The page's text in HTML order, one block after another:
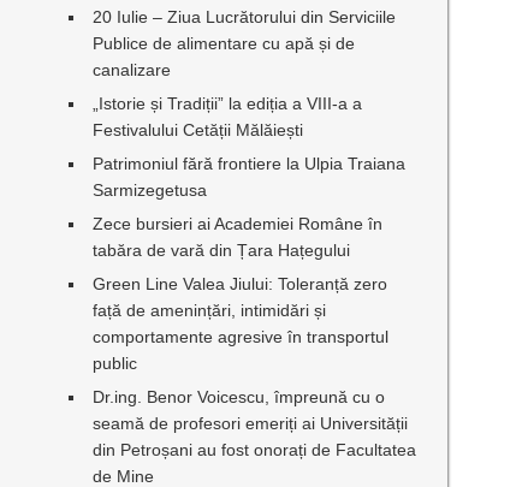
20 Iulie – Ziua Lucrătorului din Serviciile
Publice de alimentare cu apă și de
canalizare
„Istorie și Tradiții” la ediția a VIII-a a
Festivalului Cetății Mălăiești
Patrimoniul fără frontiere la Ulpia Traiana
Sarmizegetusa
Zece bursieri ai Academiei Române în
tabăra de vară din Țara Hațegului
Green Line Valea Jiului: Toleranță zero
față de amenințări, intimidări și
comportamente agresive în transportul
public
Dr.ing. Benor Voicescu, împreună cu o
seamă de profesori emeriți ai Universității
din Petroșani au fost onorați de Facultatea
de Mine